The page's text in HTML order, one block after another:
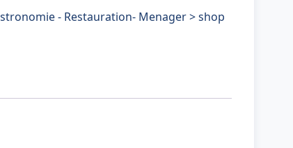
- Restauration- Menager > shop